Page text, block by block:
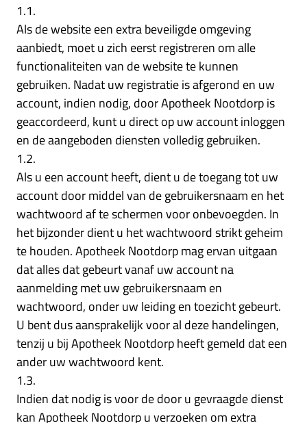
1.1.
Als de website een extra beveiligde omgeving
aanbiedt, moet u zich eerst registreren om alle
functionaliteiten van de website te kunnen
gebruiken. Nadat uw registratie is afgerond en uw
account, indien nodig, door Apotheek Nootdorp is
geaccordeerd, kunt u direct op uw account inloggen
en de aangeboden diensten volledig gebruiken.
1.2.
Als u een account heeft, dient u de toegang tot uw
account door middel van de gebruikersnaam en het
wachtwoord af te schermen voor onbevoegden. In
het bijzonder dient u het wachtwoord strikt geheim
te houden. Apotheek Nootdorp mag ervan uitgaan
dat alles dat gebeurt vanaf uw account na
aanmelding met uw gebruikersnaam en
wachtwoord, onder uw leiding en toezicht gebeurt.
U bent dus aansprakelijk voor al deze handelingen,
tenzij u bij Apotheek Nootdorp heeft gemeld dat een
ander uw wachtwoord kent.
1.3.
Indien dat nodig is voor de door u gevraagde dienst
kan Apotheek Nootdorp u verzoeken om extra